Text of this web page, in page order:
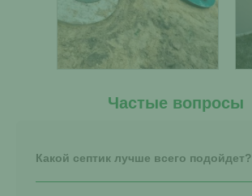
Частые вопросы
Какой септик лучше всего подойдет?